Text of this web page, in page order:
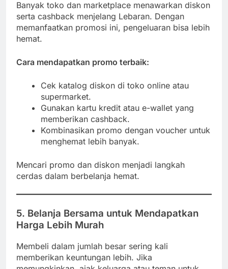
Banyak toko dan marketplace menawarkan diskon
serta cashback menjelang Lebaran. Dengan
memanfaatkan promosi ini, pengeluaran bisa lebih
hemat.
Cara mendapatkan promo terbaik:
Cek katalog diskon di toko online atau
supermarket.
Gunakan kartu kredit atau e-wallet yang
memberikan cashback.
Kombinasikan promo dengan voucher untuk
menghemat lebih banyak.
Mencari promo dan diskon menjadi langkah
cerdas dalam berbelanja hemat.
5. Belanja Bersama untuk Mendapatkan
Harga Lebih Murah
Membeli dalam jumlah besar sering kali
memberikan keuntungan lebih. Jika